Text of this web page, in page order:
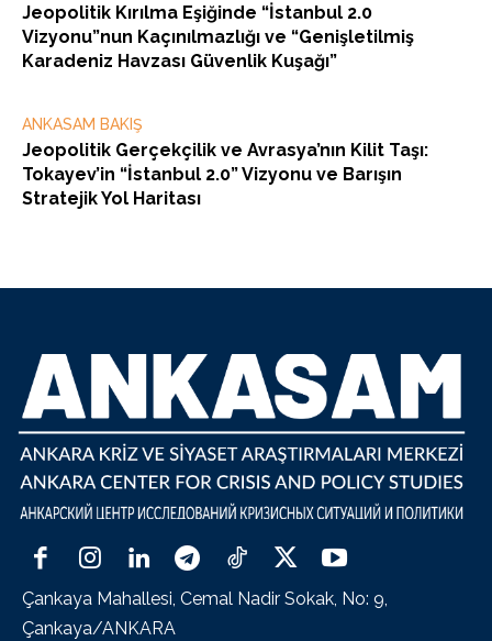
Jeopolitik Kırılma Eşiğinde “İstanbul 2.0
Vizyonu”nun Kaçınılmazlığı ve “Genişletilmiş
Karadeniz Havzası Güvenlik Kuşağı”
ANKASAM BAKIŞ
Jeopolitik Gerçekçilik ve Avrasya’nın Kilit Taşı:
Tokayev’in “İstanbul 2.0” Vizyonu ve Barışın
Stratejik Yol Haritası
Çankaya Mahallesi, Cemal Nadir Sokak, No: 9,
Çankaya/ANKARA